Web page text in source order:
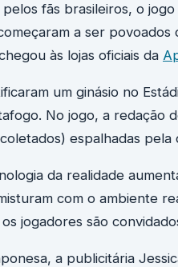
fãs brasileiros, o
a ser
às lojas oficiais da
um ginásio no
No jogo, a redação
espalhadas pela
da realidade
com o ambiente
jogadores são
a publicitária